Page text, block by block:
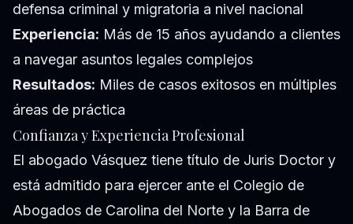
defensa criminal y migratoria a nivel nacional
Experiencia: Más de 15 años ayudando a clientes
a navegar asuntos legales complejos
Resultados: Miles de casos exitosos en múltiples
áreas de práctica
Confianza y Experiencia Profesional
El abogado Vásquez tiene título de Juris Doctor y
está admitido para ejercer ante el Colegio de
Abogados de Carolina del Norte y la Barra de